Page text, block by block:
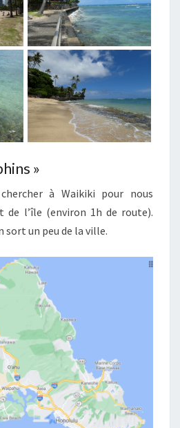
»
à Waikiki pour nous
de l’île (environ 1h de route).
sort un peu de la ville.